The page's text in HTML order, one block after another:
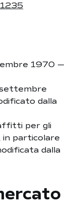
1970 —
dalla
per gli
in particolare
dalla